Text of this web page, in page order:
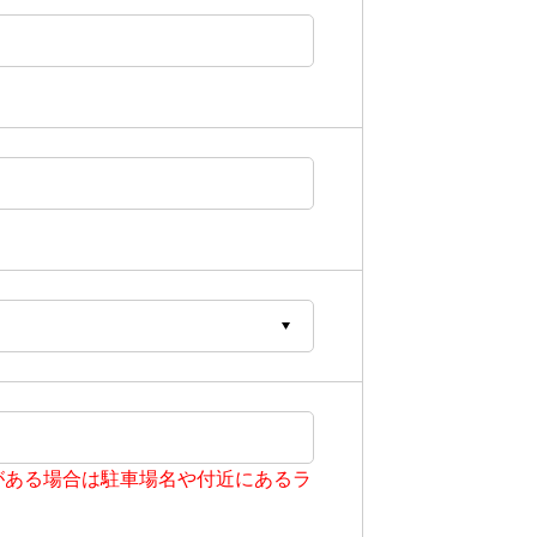
る場合は駐車場名や付近にあるラ